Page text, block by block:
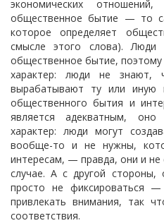
экономических
общественное бытие — то
которое определяет
смысле этого слова). Люди
общественное бытие,
характер: люди не знают,
вырабатывают ту или иную
общественного бытия и
является адекватным,
характер: люди могут
вообще-то и не нужны,
интересам, — правда, они и
случае. А с другой
просто не фиксироваться
привлекать внимания, так
соответствия.